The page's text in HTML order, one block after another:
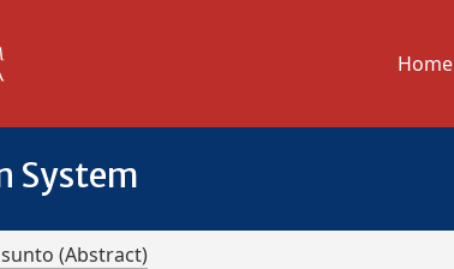
Home
System
(Abstract)